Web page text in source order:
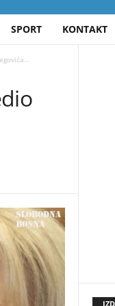
SPORT KONTAKT